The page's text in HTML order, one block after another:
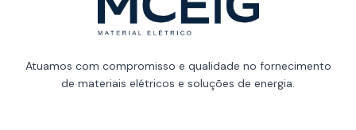
Atuamos com compromisso e qualidade no fornecimento
de materiais elétricos e soluções de energia.